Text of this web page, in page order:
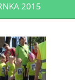
2015